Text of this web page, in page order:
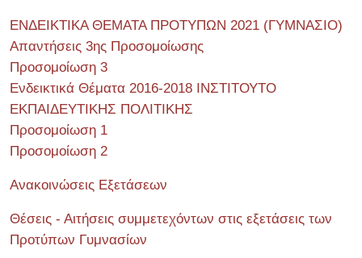
ΕΝΔΕΙΚΤΙΚΑ ΘΕΜΑΤΑ ΠΡΟΤΥΠΩΝ 2021 (ΓΥΜΝΑΣΙΟ)
Απαντήσεις 3ης Προσομοίωσης
Προσομοίωση 3
Ενδεικτικά Θέματα 2016-2018 ΙΝΣΤΙΤΟΥΤΟ
ΕΚΠΑΙΔΕΥΤΙΚΗΣ ΠΟΛΙΤΙΚΗΣ
Προσομοίωση 1
Προσομοίωση 2
Ανακοινώσεις Εξετάσεων
Θέσεις - Αιτήσεις συμμετεχόντων στις εξετάσεις των
Προτύπων Γυμνασίων